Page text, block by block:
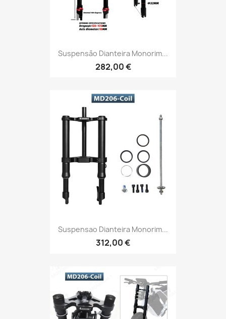
Suspensão Dianteira Monorim...
282,00 €
Suspensao Dianteira Monorim...
312,00 €